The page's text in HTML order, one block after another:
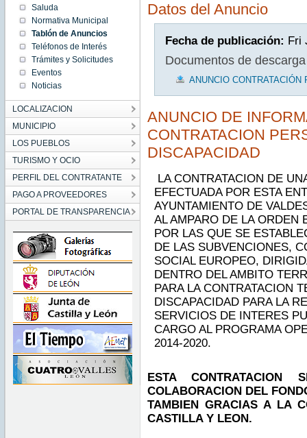
Saluda
Normativa Municipal
Tablón de Anuncios
Teléfonos de Interés
Trámites y Solicitudes
Eventos
Noticias
LOCALIZACION
MUNICIPIO
LOS PUEBLOS
TURISMO Y OCIO
PERFIL DEL CONTRATANTE
PAGO A PROVEEDORES
PORTAL DE TRANSPARENCIA
Datos del Anuncio
Fecha de publicación: Fri
Documentos de descarga
ANUNCIO
ANUNCIO DE
CONTRATACION
DISCAPACIDAD
LA CONTRATACION DE
EFECTUADA POR ESTA
AYUNTAMIENTO DE
AL AMPARO DE LA ORDEN
POR LAS QUE SE
DE LAS SUBVENCIONES,
SOCIAL EUROPEO,
DENTRO DEL AMBITO
PARA LA CONTRATACION
DISCAPACIDAD PARA LA
SERVICIOS DE INTERES
CARGO AL PROGRAMA
2014-2020.
ESTA
COLABORACION DEL
TAMBIEN GRACIAS A LA
CASTILLA Y LEON.